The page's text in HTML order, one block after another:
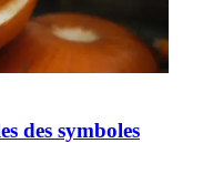
des symboles